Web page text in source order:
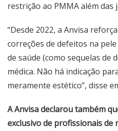
restrição ao PMMA além das
“Desde 2022, a Anvisa
correções de defeitos na
de saúde (como sequelas de
médica. Não há indicação
meramente estético”, disse
A Anvisa declarou também
exclusivo de profissionais de